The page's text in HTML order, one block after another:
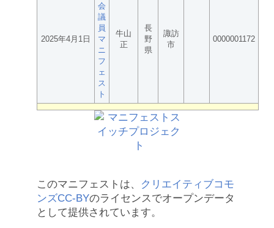
2025年4月1日
会
議
員
マ
ニ
フ
ェ
ス
ト
牛山
正
長
野
県
諏訪
市
0000001172
このマニフェストは、
クリエイティブコモ
ンズCC-BYのライセンスでオープンデータ
として提供されています。